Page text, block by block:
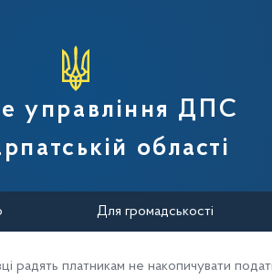
служби України
управління ДПС
області
Для громадськості
радять платникам не накопичувати